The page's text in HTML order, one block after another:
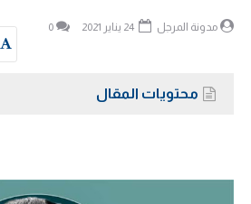
مدونة المرجل 0
محتويات المقال